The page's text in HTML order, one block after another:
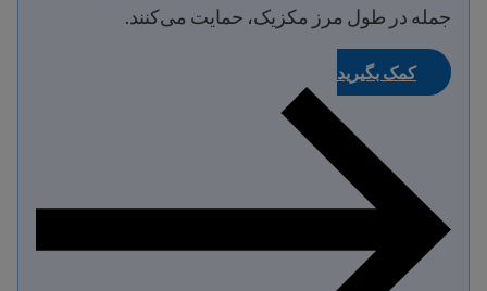
جمله در طول مرز مکزیک، حمایت می‌کنند.
کمک بگیرید